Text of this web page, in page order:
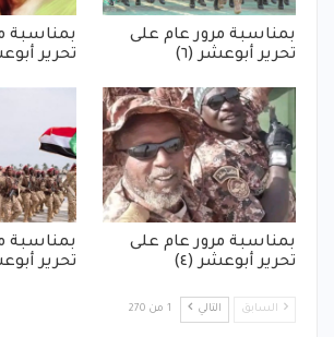
بمناسبة مرور عام على
تحرير أبوعشر (٦)
بمناسبة
تحرير
بمناسبة مرور عام على
تحرير أبوعشر (٤)
بمناسبة
تحرير
السابق التالي 1 من 270